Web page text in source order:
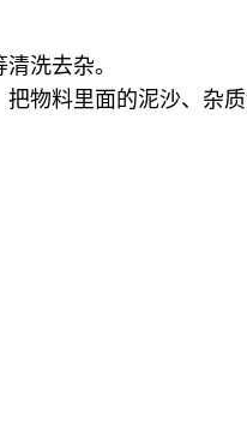
洗去杂。
物料里面的泥沙、杂